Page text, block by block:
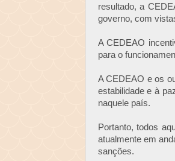
resultado, a
governo, com
A CEDEAO
para o
A CEDEAO e os
estabilidade e à
naquele país.
Portanto, todos
atualmente em
sanções.